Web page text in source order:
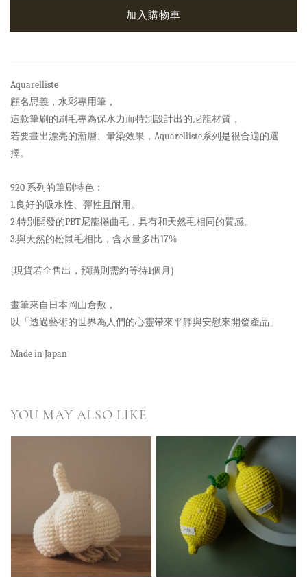
加入購物車
Aquarelliste
顧名思義，水彩專用筆，
這款筆刷的刷毛專為保水力而特別設計出的尼龍材質，
若要畫出漂亮的漸層、暈染效果，Aquarelliste系列是很合適的選
擇。
920 系列的筆刷特色：
1.良好的吸水性、彈性且耐用。
2.特別開發的PBT尼龍捲曲毛，具有和天然毛相同的質感。
3.與天然的松鼠毛相比，含水量多出17%
{現貨若全售出，預購則需約等待1個月}
畫筆來自日本岡山倉敷，
以「透過藝術的世界為人們的心靈帶來平靜與安慰來開發產品」
Made in Japan
YOU MAY ALSO LIKE